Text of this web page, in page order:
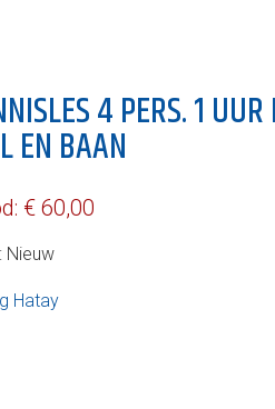
4 PERS. 1 UUR
EN BAAN
€ 60,00
Nieuw
Hatay